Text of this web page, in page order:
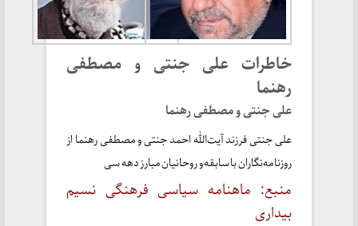
خاطرات علی جنتی و مصطفی
رهنما
علی جنتی و مصطفی رهنما
علی جنتی فرزند آیت‌الله احمد جنتی و مصطفی رهنما از
روزنامه‌نگاران با سابقه و روحانیان مبارز دهه سی
منبع: ماهنامه سیاسی فرهنگی نسیم
بیداری